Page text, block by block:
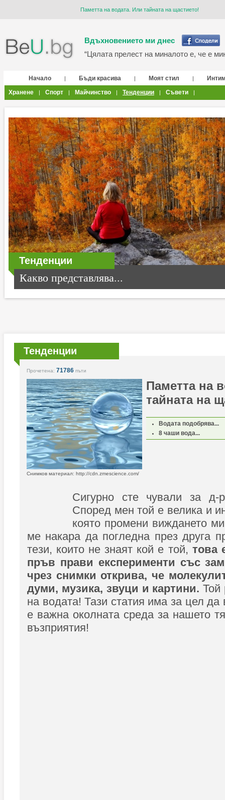
Паметта на водата. Или тайната на щастието!
Вдъхновението ми днес
“Цялата прелест на миналото е, че е
Начало | Бъди красива | Моят стил |
Хранене
| Спорт | Майчинство | Тенденции | Съвети |
Тенденции
Какво представлява...
Тенденции
Прочетена: 71786 пъти
Паметта на
тайната на
Водата подобрява...
8 чаши вода...
Снимков материал: http://cdn.zmescience.com/
Сигурно сте чували за
Според мен той е велика и
която промени виждането
ме накара да погледна през друга
тези, които не знаят кой е той, това
пръв прави експерименти със
чрез снимки открива, че
думи, музика, звуци и картини. Той
на водата! Тази статия има за цел да
е важна околната среда за нашето
възприятия!